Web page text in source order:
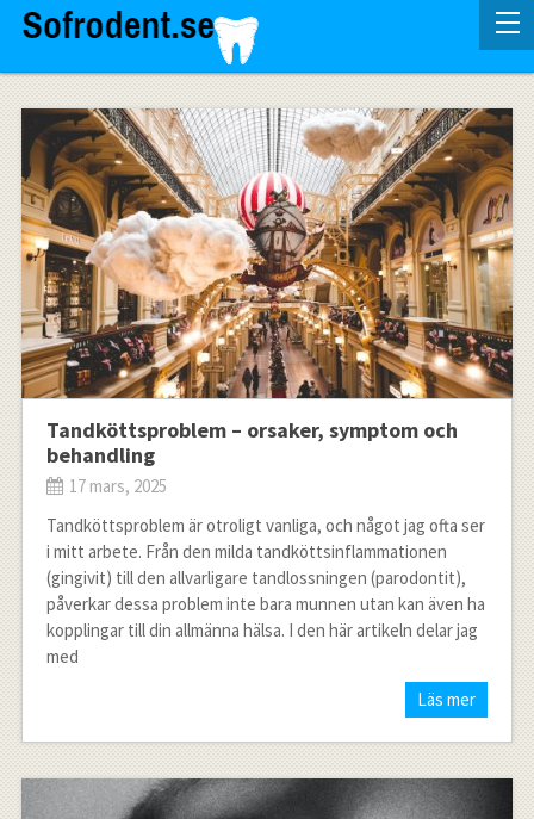
Tandköttsproblem – orsaker, symptom och
behandling
17 mars, 2025
Tandköttsproblem är otroligt vanliga, och något jag ofta ser
i mitt arbete. Från den milda tandköttsinflammationen
(gingivit) till den allvarligare tandlossningen (parodontit),
påverkar dessa problem inte bara munnen utan kan även ha
kopplingar till din allmänna hälsa. I den här artikeln delar jag
med
Läs mer